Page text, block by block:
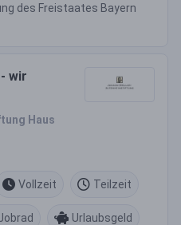
des Freistaates Bayern
wir
Haus
Vollzeit Teilzeit
Urlaubsgeld